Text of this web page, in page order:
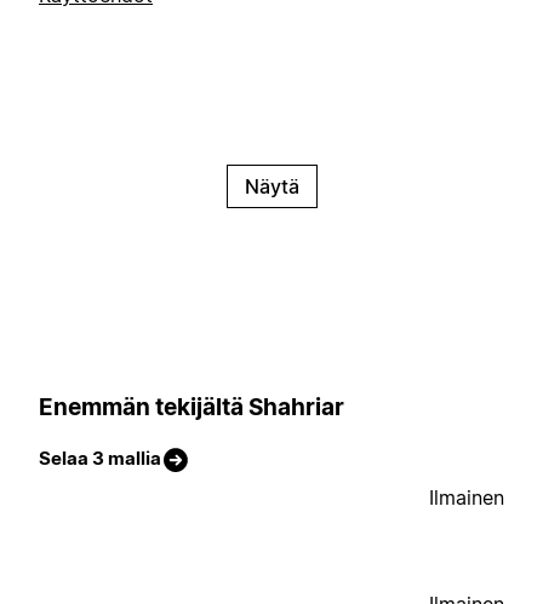
Näytä
Enemmän tekijältä Shahriar
Selaa 3 mallia
Ilmainen